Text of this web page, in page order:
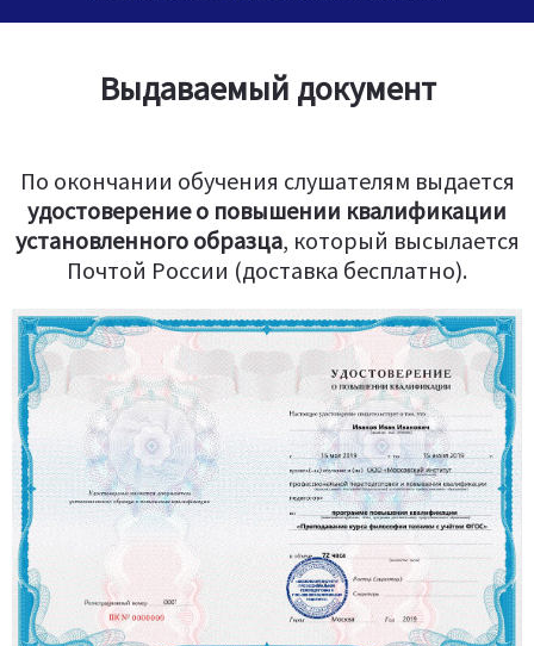
Выдаваемый документ
По окончании обучения слушателям выдается
удостоверение о повышении квалификации
установленного образца, который высылается
Почтой России (доставка бесплатно).